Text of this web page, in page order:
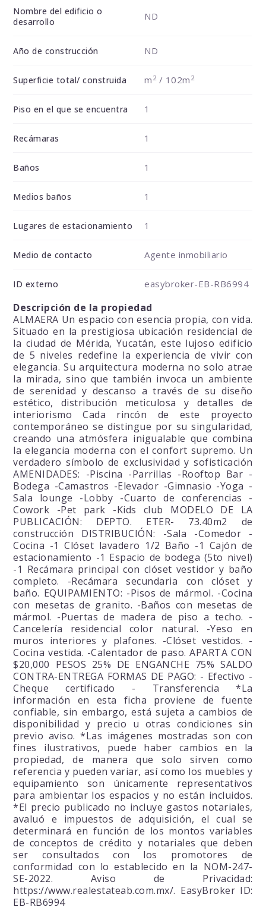
Nombre del edificio o
desarrollo
ND
Año de construcción ND
Superficie total/ construida m 2/ 102m 2
Piso en el que se encuentra 1
Recámaras 1
Baños 1
Medios baños 1
Lugares de estacionamiento 1
Medio de contacto Agente inmobiliario
ID externo easybroker-EB-RB6994
Descripción de la propiedad
ALMAERA Un espacio con esencia propia, con vida.
Situado en la prestigiosa ubicación residencial de
la ciudad de Mérida, Yucatán, este lujoso edificio
de 5 niveles redefine la experiencia de vivir con
elegancia. Su arquitectura moderna no solo atrae
la mirada, sino que también invoca un ambiente
de serenidad y descanso a través de su diseño
estético, distribución meticulosa y detalles de
interiorismo Cada rincón de este proyecto
contemporáneo se distingue por su singularidad,
creando una atmósfera inigualable que combina
la elegancia moderna con el confort supremo. Un
verdadero símbolo de exclusividad y sofisticación
AMENIDADES: -Piscina -Parrillas -Rooftop Bar -
Bodega -Camastros -Elevador -Gimnasio -Yoga -
Sala lounge -Lobby -Cuarto de conferencias -
Cowork -Pet park -Kids club MODELO DE LA
PUBLICACIÓN: DEPTO. ETER- 73.40m2 de
construcción DISTRIBUCIÓN: -Sala -Comedor -
Cocina -1 Clóset lavadero 1/2 Baño -1 Cajón de
estacionamiento -1 Espacio de bodega (5to nivel)
-1 Recámara principal con clóset vestidor y baño
completo. -Recámara secundaria con clóset y
baño. EQUIPAMIENTO: -Pisos de mármol. -Cocina
con mesetas de granito. -Baños con mesetas de
mármol. -Puertas de madera de piso a techo. -
Cancelería residencial color natural. -Yeso en
muros interiores y plafones. -Clóset vestidos. -
Cocina vestida. -Calentador de paso. APARTA CON
$20,000 PESOS 25% DE ENGANCHE 75% SALDO
CONTRA-ENTREGA FORMAS DE PAGO: - Efectivo -
Cheque certificado - Transferencia *La
información en esta ficha proviene de fuente
confiable, sin embargo, está sujeta a cambios de
disponibilidad y precio u otras condiciones sin
previo aviso. *Las imágenes mostradas son con
fines ilustrativos, puede haber cambios en la
propiedad, de manera que solo sirven como
referencia y pueden variar, así como los muebles y
equipamiento son únicamente representativos
para ambientar los espacios y no están incluidos.
*El precio publicado no incluye gastos notariales,
avaluó e impuestos de adquisición, el cual se
determinará en función de los montos variables
de conceptos de crédito y notariales que deben
ser consultados con los promotores de
conformidad con lo establecido en la NOM-247-
SE-2022. Aviso de Privacidad:
https://www.realestateab.com.mx/. EasyBroker ID:
EB-RB6994